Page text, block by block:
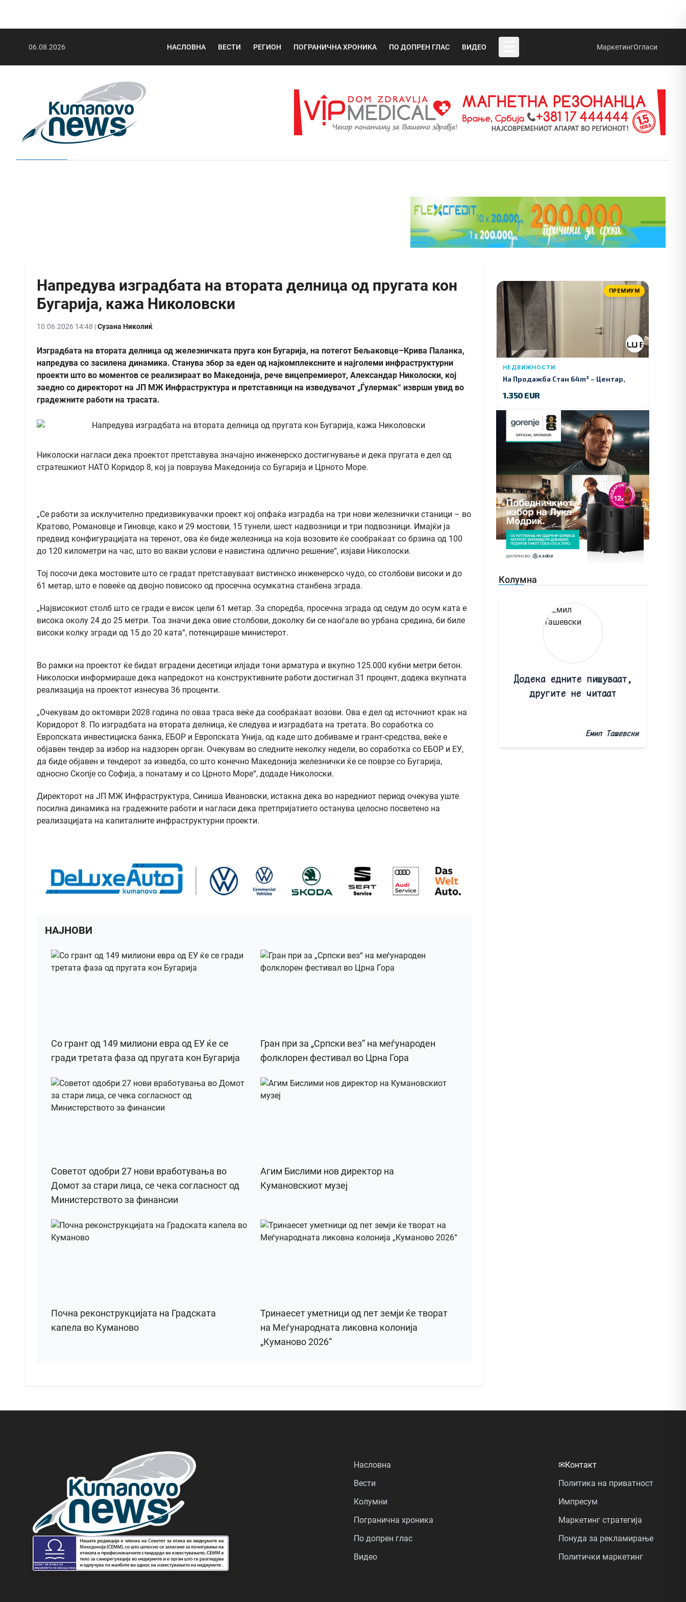
06.08.2026 НАСЛОВНА ВЕСТИ РЕГИОН ПОГРАНИЧНА ХРОНИКА ПО ДОПРЕН ГЛАС ВИДЕО МаркетингОгласи
Напредува изградбата на втората делница од пругата кон
Бугарија, кажа Николовски
10.06.2026 14:48 |Сузана Николиќ
Изградбата на втората делница од железничката пруга кон Бугарија, на потегот Бељаковце–Крива Паланка,
напредува со засилена динамика. Станува збор за еден од најкомплексните и најголеми инфраструктурни
проекти што во моментов се реализираат во Македонија, рече вицепремиерот, Александар Николоски, кој
заедно со директорот на ЈП МЖ Инфраструктура и претставници на изведувачот „Ѓулермак“ изврши увид во
градежните работи на трасата.
Николоски нагласи дека проектот претставува значајно инженерско достигнување и дека пругата е дел од
стратешкиот НАТО Коридор 8, кој ја поврзува Македонија со Бугарија и Црното Море.
„Се работи за исклучително предизвикувачки проект кој опфаќа изградба на три нови железнички станици – во
Кратово, Романовце и Гиновце, како и 29 мостови, 15 тунели, шест надвозници и три подвозници. Имајќи ја
предвид конфигурацијата на теренот, ова ќе биде железница на која возовите ќе сообраќаат со брзина од 100
до 120 километри на час, што во вакви услови е навистина одлично решение“, изјави Николоски.
Тој посочи дека мостовите што се градат претставуваат вистинско инженерско чудо, со столбови високи и до
61 метар, што е повеќе од двојно повисоко од просечна осумкатна станбена зграда.
„Највисокиот столб што се гради е висок цели 61 метар. За споредба, просечна зграда од седум до осум ката е
висока околу 24 до 25 метри. Тоа значи дека овие столбови, доколку би се наоѓале во урбана средина, би биле
високи колку згради од 15 до 20 ката“, потенцираше министерот.
Во рамки на проектот ќе бидат вградени десетици илјади тони арматура и вкупно 125.000 кубни метри бетон.
Николоски информираше дека напредокот на конструктивните работи достигнал 31 процент, додека вкупната
реализација на проектот изнесува 36 проценти.
„Очекувам до октомври 2028 година по оваа траса веќе да сообраќаат возови. Ова е дел од источниот крак на
Коридорот 8. По изградбата на втората делница, ќе следува и изградбата на третата. Во соработка со
Европската инвестициска банка, ЕБОР и Европската Унија, од каде што добиваме и грант-средства, веќе е
објавен тендер за избор на надзорен орган. Очекувам во следните неколку недели, во соработка со ЕБОР и ЕУ,
да биде објавен и тендерот за изведба, со што конечно Македонија железнички ќе се поврзе со Бугарија,
односно Скопје со Софија, а понатаму и со Црното Море“, додаде Николоски.
Директорот на ЈП МЖ Инфраструктура, Синиша Ивановски, истакна дека во наредниот период очекува уште
посилна динамика на градежните работи и нагласи дека претпријатието останува целосно посветено на
реализацијата на капиталните инфраструктурни проекти.
НАЈНОВИ
Со грант од 149 милиони евра од ЕУ ќе се
гради третата фаза од пругата кон Бугарија
Гран при за „Српски вез“ на меѓународен
фолклорен фестивал во Црна Гора
Советот одобри 27 нови вработувања во
Домот за стари лица, се чека согласност од
Министерството за финансии
Агим Бислими нов директор на
Кумановскиот музеј
Почна реконструкцијата на Градската
капела во Куманово
Тринаесет уметници од пет земји ќе творат
на Меѓународната ликовна колонија
„Куманово 2026“
ПРЕМИУМ
НЕДВИЖНОСТИ
На Продажба Стан 64m² – Центар,
1.350 EUR
Колумна
Додека едните пишуваат,
другите не читаат
Емил Ташевски
Насловна
Вести
Колумни
Погранична хроника
По допрен глас
Видео
✉Контакт
Политика на приватност
Импресум
Маркетинг стратегија
Понуда за рекламирање
Политички маркетинг